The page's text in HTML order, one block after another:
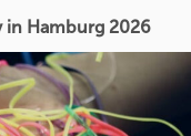
Hamburg 2026